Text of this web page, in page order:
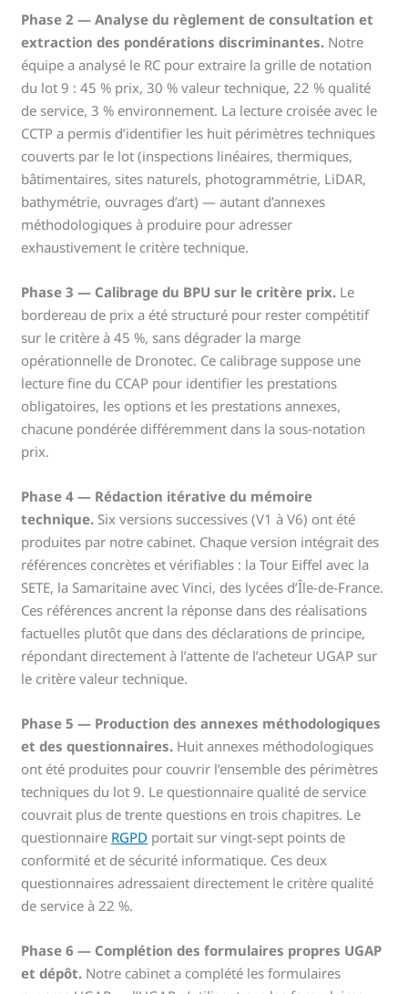
Phase 2 — Analyse du règlement de consultation et
extraction des pondérations discriminantes. Notre
équipe a analysé le RC pour extraire la grille de notation
du lot 9 : 45 % prix, 30 % valeur technique, 22 % qualité
de service, 3 % environnement. La lecture croisée avec le
CCTP a permis d’identifier les huit périmètres techniques
couverts par le lot (inspections linéaires, thermiques,
bâtimentaires, sites naturels, photogrammétrie, LiDAR,
bathymétrie, ouvrages d’art) — autant d’annexes
méthodologiques à produire pour adresser
exhaustivement le critère technique.
Phase 3 — Calibrage du BPU sur le critère prix. Le
bordereau de prix a été structuré pour rester compétitif
sur le critère à 45 %, sans dégrader la marge
opérationnelle de Dronotec. Ce calibrage suppose une
lecture fine du CCAP pour identifier les prestations
obligatoires, les options et les prestations annexes,
chacune pondérée différemment dans la sous-notation
prix.
Phase 4 — Rédaction itérative du mémoire
technique. Six versions successives (V1 à V6) ont été
produites par notre cabinet. Chaque version intégrait des
références concrètes et vérifiables : la Tour Eiffel avec la
SETE, la Samaritaine avec Vinci, des lycées d’Île-de-France.
Ces références ancrent la réponse dans des réalisations
factuelles plutôt que dans des déclarations de principe,
répondant directement à l’attente de l’acheteur UGAP sur
le critère valeur technique.
Phase 5 — Production des annexes méthodologiques
et des questionnaires. Huit annexes méthodologiques
ont été produites pour couvrir l’ensemble des périmètres
techniques du lot 9. Le questionnaire qualité de service
couvrait plus de trente questions en trois chapitres. Le
questionnaire RGPD portait sur vingt-sept points de
conformité et de sécurité informatique. Ces deux
questionnaires adressaient directement le critère qualité
de service à 22 %.
Phase 6 — Complétion des formulaires propres UGAP
et dépôt. Notre cabinet a complété les formulaires